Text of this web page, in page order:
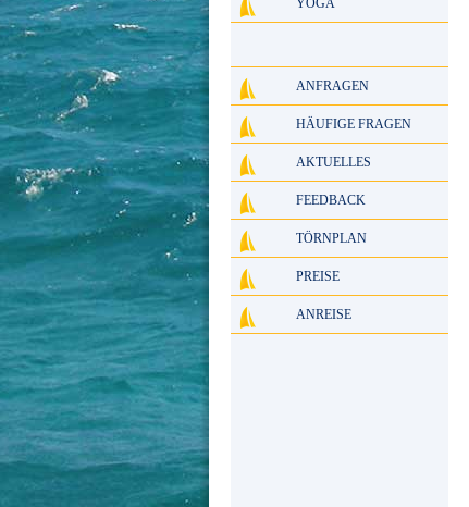
YOGA
ANFRAGEN
HÄUFIGE FRAGEN
AKTUELLES
FEEDBACK
TÖRNPLAN
PREISE
ANREISE